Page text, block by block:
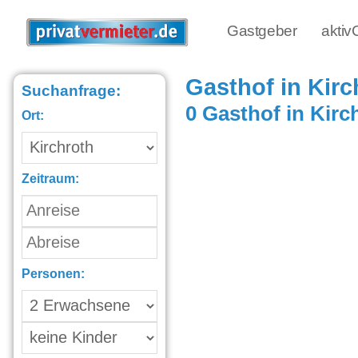
Gastgeber
Suchanfrage:
Ort:
Zeitraum:
Personen:
Gasthof in
0 Gasthof in